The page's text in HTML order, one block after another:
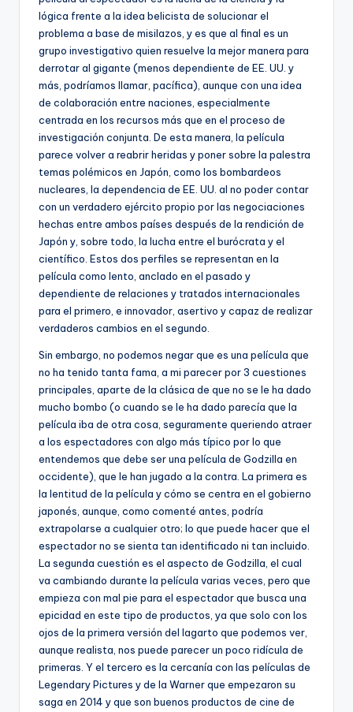
lógica frente a la idea belicista de solucionar el
problema a base de misilazos, y es que al final es un
grupo investigativo quien resuelve la mejor manera para
derrotar al gigante (menos dependiente de EE. UU. y
más, podríamos llamar, pacífica), aunque con una idea
de colaboración entre naciones, especialmente
centrada en los recursos más que en el proceso de
investigación conjunta. De esta manera, la película
parece volver a reabrir heridas y poner sobre la palestra
temas polémicos en Japón, como los bombardeos
nucleares, la dependencia de EE. UU. al no poder contar
con un verdadero ejército propio por las negociaciones
hechas entre ambos países después de la rendición de
Japón y, sobre todo, la lucha entre el burócrata y el
científico. Estos dos perfiles se representan en la
película como lento, anclado en el pasado y
dependiente de relaciones y tratados internacionales
para el primero, e innovador, asertivo y capaz de realizar
verdaderos cambios en el segundo.
Sin embargo, no podemos negar que es una película que
no ha tenido tanta fama, a mi parecer por 3 cuestiones
principales, aparte de la clásica de que no se le ha dado
mucho bombo (o cuando se le ha dado parecía que la
película iba de otra cosa, seguramente queriendo atraer
a los espectadores con algo más típico por lo que
entendemos que debe ser una película de Godzilla en
occidente), que le han jugado a la contra. La primera es
la lentitud de la película y cómo se centra en el gobierno
japonés, aunque, como comenté antes, podría
extrapolarse a cualquier otro; lo que puede hacer que el
espectador no se sienta tan identificado ni tan incluido.
La segunda cuestión es el aspecto de Godzilla, el cual
va cambiando durante la película varias veces, pero que
empieza con mal pie para el espectador que busca una
epicidad en este tipo de productos, ya que solo con los
ojos de la primera versión del lagarto que podemos ver,
aunque realista, nos puede parecer un poco ridícula de
primeras. Y el tercero es la cercanía con las películas de
Legendary Pictures y de la Warner que empezaron su
saga en 2014 y que son buenos productos de cine de